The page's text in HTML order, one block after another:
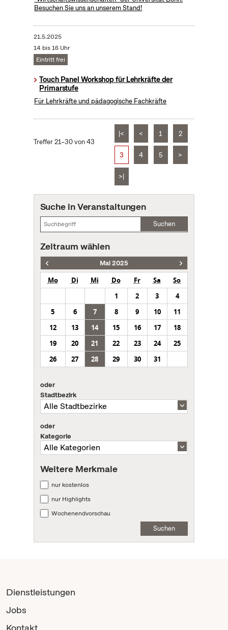
Besuchen Sie uns an unserem Stand!
21.5.2025
14 bis 16 Uhr
Eintritt frei
Touch Panel Workshop für Lehrkräfte der
Primarstufe
Für Lehrkräfte und pädagogische Fachkräfte
Treffer 21–30 von 43
|< < 1 2
3 4 5 >
>|
Suche in Veranstaltungen
Suchen
Zeitraum wählen
Mai 2025
Mo Di Mi Do Fr Sa
So
1
2 3
4
5
6 7 8 9 10
11
12
13 14 15 16 17
18
19
20 21 22 23 24
25
26
27 28 29 30 31
oder
Stadtbezirk
oder
Kategorie
Weitere Merkmale
nur kostenlos
nur Highlights
Wochenendvorschau
Suchen
Dienstleistungen
Jobs
Kontakt